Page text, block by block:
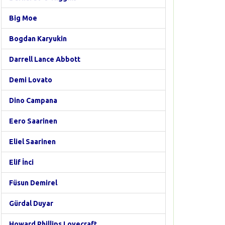
Big Moe
Bogdan Karyukin
Darrell Lance Abbott
Demi Lovato
Dino Campana
Eero Saarinen
Eliel Saarinen
Elif İnci
Füsun Demirel
Gürdal Duyar